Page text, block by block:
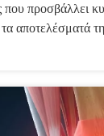
προσβάλλει
αποτελέσματά
όργανα και